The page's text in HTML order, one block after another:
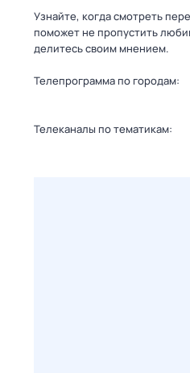
Узнайте, когда смотреть
поможет не пропустить
делитесь своим мнением.
Телепрограмма по городам:
Телеканалы по тематикам: